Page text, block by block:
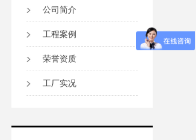
公司简介
工程案例
荣誉资质
工厂实况